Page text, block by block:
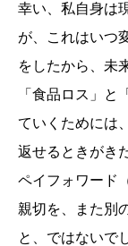
幸い、私自身は
が、これはいつ
をしたから、未
「食品ロス」と
ていくためには
返せるときがき
ペイフォワード
親切を、また別
と、ではないで